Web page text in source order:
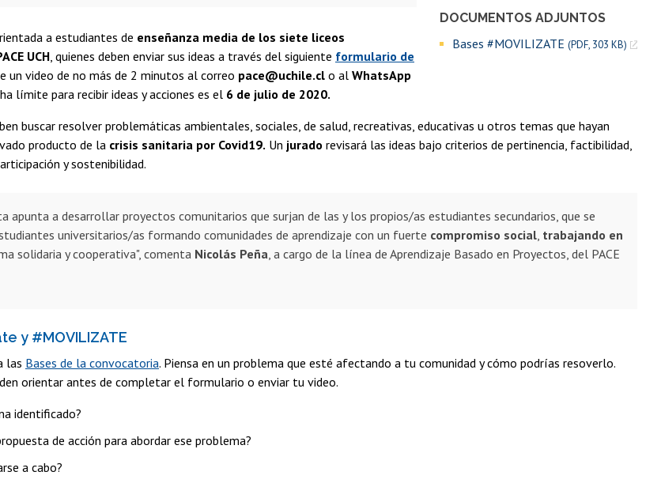
DOCUMENTOS ADJUNTOS
Bases #MOVILIZATE (PDF, 303 KB)
a estudiantes de enseñanza media de los siete liceos
UCH , quienes deben enviar sus ideas a través del siguiente formulario de
un video de no más de 2 minutos al correo pace@uchile.cl o al WhatsApp
límite para recibir ideas y acciones es el 6 de julio de 2020.
buscar resolver problemáticas ambientales, sociales, de salud, recreativas, educativas u otros temas que hayan
producto de la crisis sanitaria por Covid19. Un jurado revisará las ideas bajo criterios de pertinencia, factibilidad,
y sostenibilidad.
apunta a desarrollar proyectos comunitarios que surjan de las y los propios/as estudiantes secundarios, que se
universitarios/as formando comunidades de aprendizaje con un fuerte compromiso social, trabajando en
solidaria y cooperativa", comenta Nicolás Peña, a cargo de la línea de Aprendizaje Basado en Proyectos, del PACE
y #MOVILIZATE
las Bases de la convocatoria. Piensa en un problema que esté afectando a tu comunidad y cómo podrías resoverlo.
orientar antes de completar el formulario o enviar tu video.
identificado?
de acción para abordar ese problema?
a cabo?